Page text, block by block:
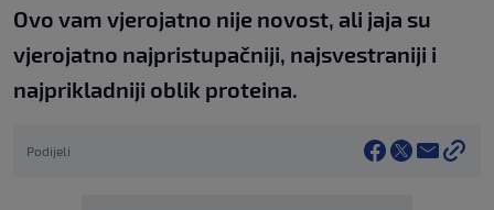
Ovo vam vjerojatno nije novost, ali jaja su
vjerojatno najpristupačniji, najsvestraniji i
najprikladniji oblik proteina.
Podijeli